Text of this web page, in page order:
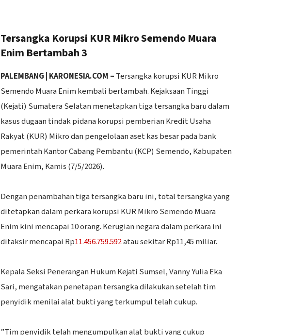
Tersangka Korupsi KUR Mikro Semendo Muara
Enim Bertambah 3
PALEMBANG | KARONESIA.COM – Tersangka korupsi KUR Mikro
Semendo Muara Enim kembali bertambah. Kejaksaan Tinggi
(Kejati) Sumatera Selatan menetapkan tiga tersangka baru dalam
kasus dugaan tindak pidana korupsi pemberian Kredit Usaha
Rakyat (KUR) Mikro dan pengelolaan aset kas besar pada bank
pemerintah Kantor Cabang Pembantu (KCP) Semendo, Kabupaten
Muara Enim, Kamis (7/5/2026).
‎Dengan penambahan tiga tersangka baru ini, total tersangka yang
ditetapkan dalam perkara korupsi KUR Mikro Semendo Muara
Enim kini mencapai 10 orang. Kerugian negara dalam perkara ini
ditaksir mencapai Rp11.456.759.592atau sekitar Rp11,45 miliar.
‎Kepala Seksi Penerangan Hukum Kejati Sumsel, Vanny Yulia Eka
Sari, mengatakan penetapan tersangka dilakukan setelah tim
penyidik menilai alat bukti yang terkumpul telah cukup.
‎”Tim penyidik telah mengumpulkan alat bukti yang cukup